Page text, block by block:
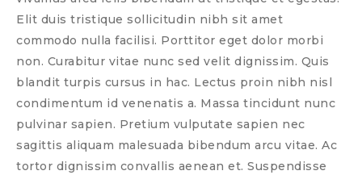
Elit duis tristique sollicitudin nibh sit amet
commodo nulla facilisi. Porttitor eget dolor morbi
non. Curabitur vitae nunc sed velit dignissim. Quis
blandit turpis cursus in hac. Lectus proin nibh nisl
condimentum id venenatis a. Massa tincidunt nunc
pulvinar sapien. Pretium vulputate sapien nec
sagittis aliquam malesuada bibendum arcu vitae. Ac
tortor dignissim convallis aenean et. Suspendisse